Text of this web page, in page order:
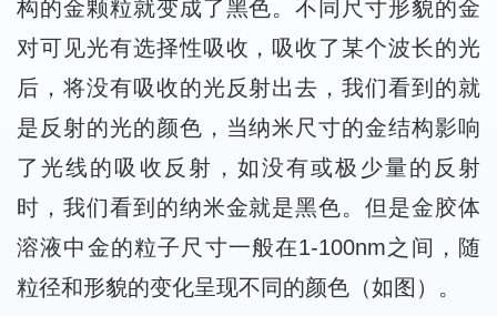
构的金颗粒就变成了黑色。不同尺寸形貌的金
对可见光有选择性吸收，吸收了某个波长的光
后，将没有吸收的光反射出去，我们看到的就
是反射的光的颜色，当纳米尺寸的金结构影响
了光线的吸收反射，如没有或极少量的反射
时，我们看到的纳米金就是黑色。但是金胶体
溶液中金的粒子尺寸一般在1-100nm之间，随
粒径和形貌的变化呈现不同的颜色（如图）。